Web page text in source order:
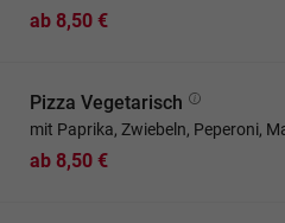
ab 8,50 €
Pizza Vegetarisch
mit Paprika, Zwiebeln, Peperoni,
ab 8,50 €